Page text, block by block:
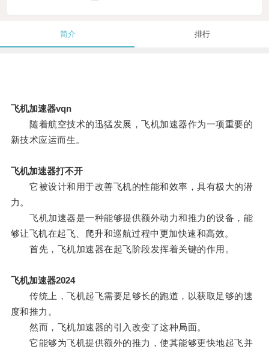
简介 排行
飞机加速器vqn
随着航空技术的迅猛发展，飞机加速器作为一项重要的
新技术应运而生。
飞机加速器打不开
它被设计和用于改善飞机的性能和效率，具有极大的潜
力。
飞机加速器是一种能够提供额外动力和推力的设备，能
够让飞机在起飞、爬升和巡航过程中更加快速和高效。
首先，飞机加速器在起飞阶段发挥着关键的作用。
飞机加速器2024
传统上，飞机起飞需要足够长的跑道，以获取足够的速
度和推力。
然而，飞机加速器的引入改变了这种局面。
它能够为飞机提供额外的推力，使其能够更快地起飞并